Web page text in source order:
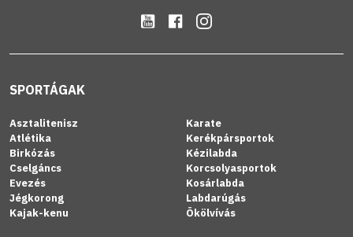
SPORTÁGAK
Asztalitenisz
Atlétika
Birkózás
Cselgáncs
Evezés
Jégkorong
Kajak-kenu
Karate
Kerékpársportok
Kézilabda
Korcsolyasportok
Kosárlabda
Labdarúgás
Ökölvívás